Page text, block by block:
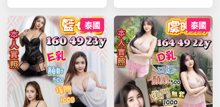
泰國 泰國